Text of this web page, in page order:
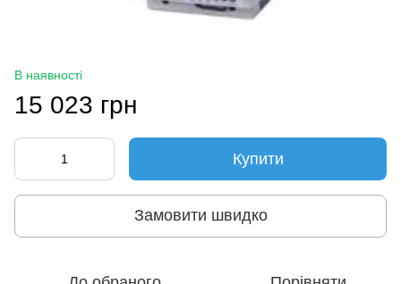
В наявності
15 023 грн
Купити
Замовити швидко